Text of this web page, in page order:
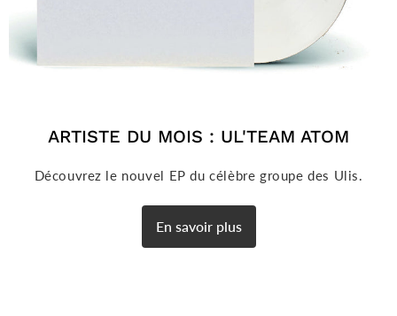
ARTISTE DU MOIS : UL'TEAM ATOM
Découvrez le nouvel EP du célèbre groupe des Ulis.
En savoir plus